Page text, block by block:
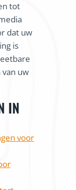
tot
dat uw
is
uw
IN
voor